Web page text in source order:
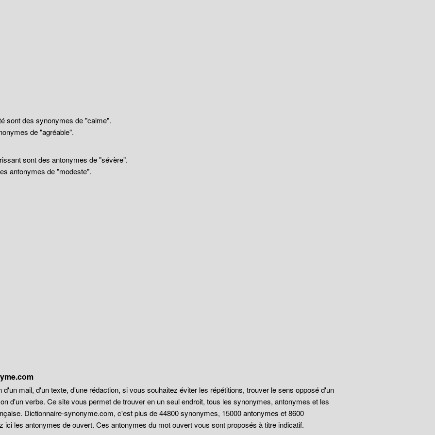
sont des synonymes de "calme".
de "agréable".
sont des antonymes de "sévère".
antonymes de "modeste".
mail, d'un texte, d'une rédaction, si vous souhaitez éviter les répétitions, trouver le sens opposé d'un
d'un verbe. Ce site vous permet de trouver en un seul endroit, tous les synonymes, antonymes et les
Dictionnaire-synonyme.com, c'est plus de 44800 synonymes, 15000 antonymes et 8600
ici les antonymes de ouvert. Ces antonymes du mot ouvert vous sont proposés à titre indicatif.